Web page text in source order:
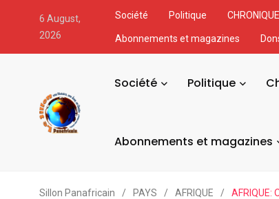
6 August,
2026
Société Politique
Abonnements et magazines
Société Politique
Abonnements et magazines
Sillon Panafricain / PAYS / AFRIQUE / AFRIQUE: